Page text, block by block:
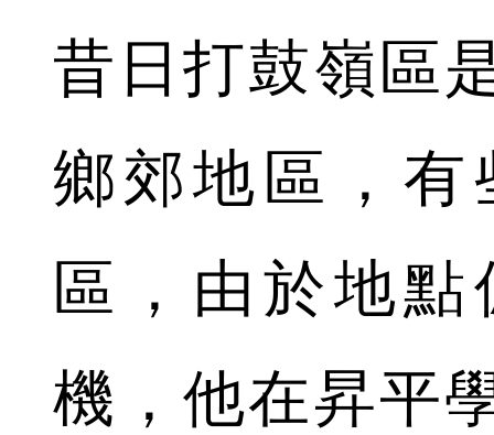
昔日打鼓嶺區
鄉郊地區，
區，由於地
機，他在昇平